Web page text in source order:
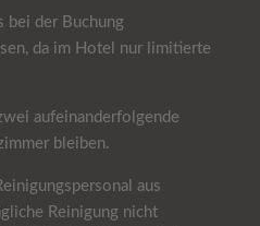
bei der Buchung
da im Hotel nur limitierte
aufeinanderfolgende
bleiben.
aus
Reinigung nicht